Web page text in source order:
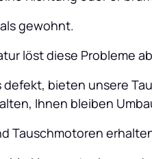
gewohnt.
löst diese Probleme
defekt, bieten unsere
Ihnen bleiben
Tauschmotoren